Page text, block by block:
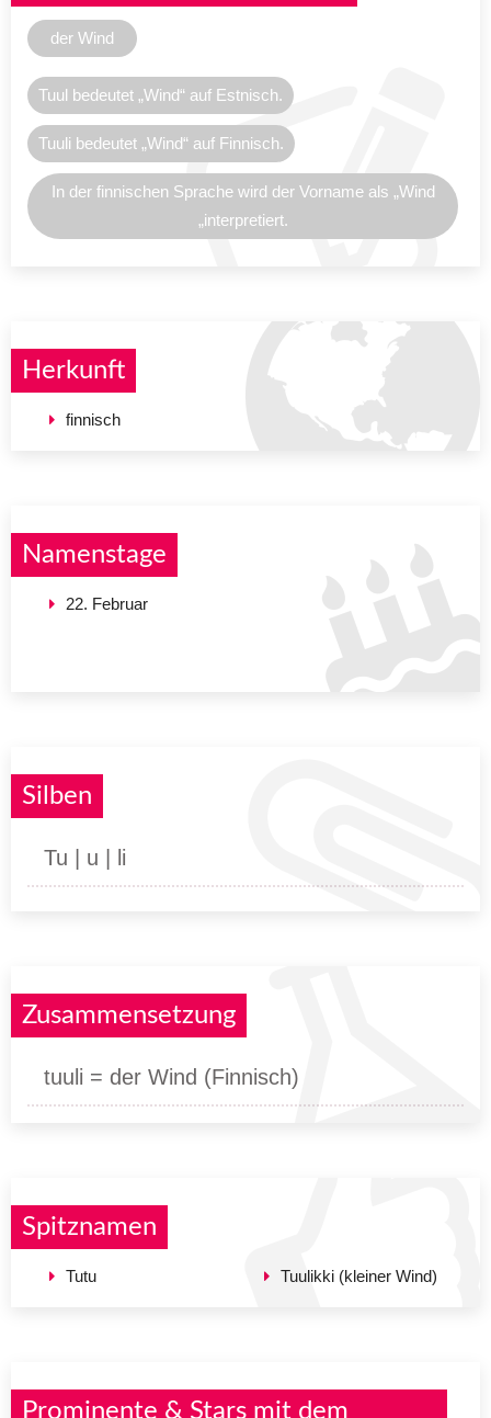
der Wind
Tuul bedeutet „Wind“ auf Estnisch.
Tuuli bedeutet „Wind“ auf Finnisch.
In der finnischen Sprache wird der Vorname als „Wind
„interpretiert.
Herkunft
finnisch
Namenstage
22. Februar
Silben
Tu | u | li
Zusammensetzung
tuuli = der Wind (Finnisch)
Spitznamen
Tutu Tuulikki (kleiner Wind)
Prominente & Stars mit dem